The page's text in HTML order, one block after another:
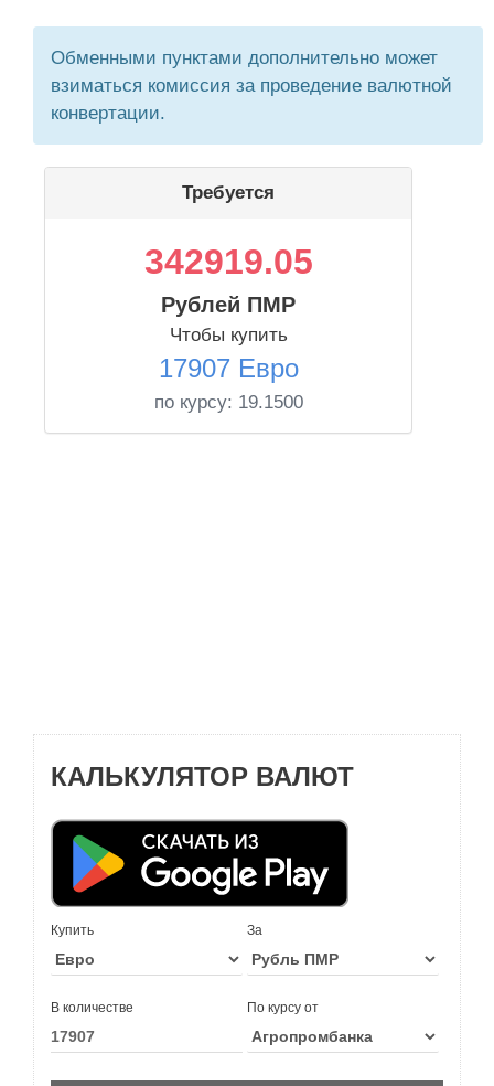
Обменными пунктами дополнительно может
взиматься комиссия за проведение валютной
конвертации.
Требуется
342919.05
Рублей ПМР
Чтобы купить
17907 Евро
по курсу: 19.1500
КАЛЬКУЛЯТОР ВАЛЮТ
Купить За
В количестве По курсу от